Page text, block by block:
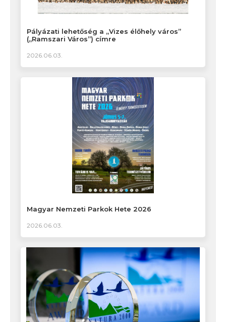
Pályázati lehetőség a „Vizes élőhely város”
(„Ramszari Város”) címre
2026.06.03.
Magyar Nemzeti Parkok Hete 2026
2026.06.03.